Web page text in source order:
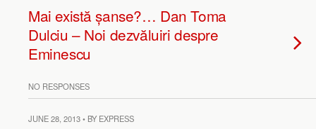
Mai există șanse?… Dan Toma
Dulciu – Noi dezvăluiri despre
Eminescu
NO RESPONSES
JUNE 28, 2013 • BY EXPRESS